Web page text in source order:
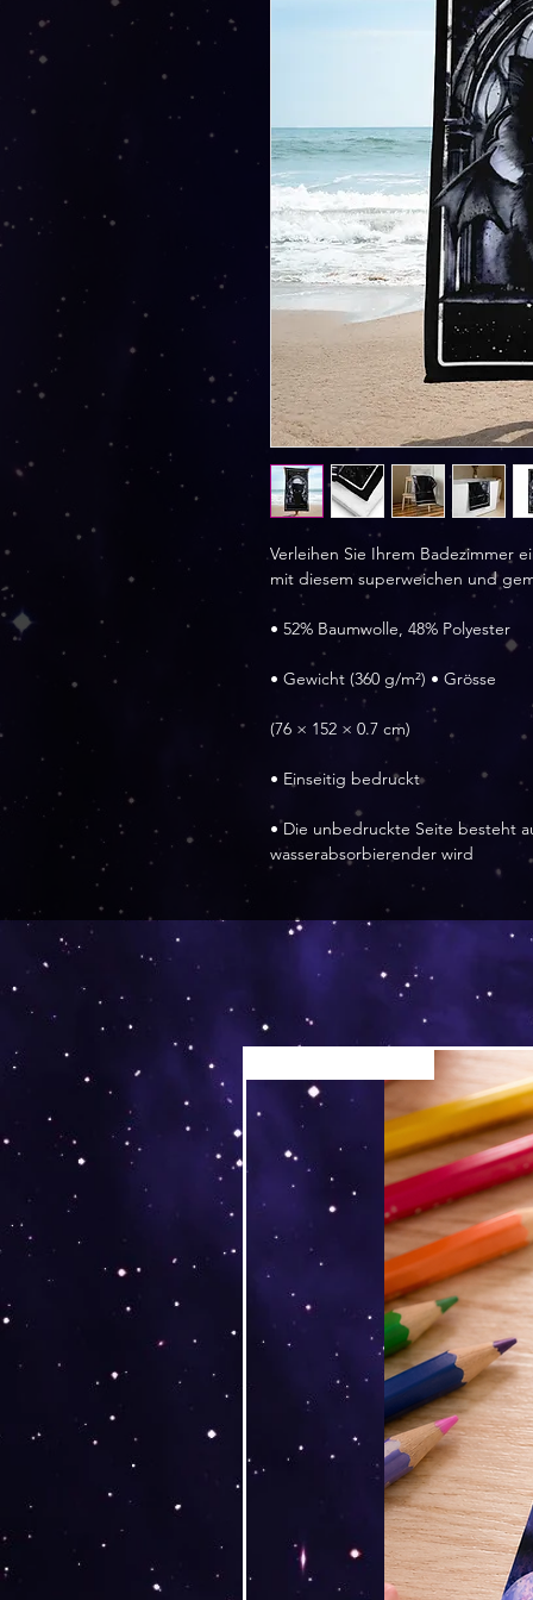
Verleihen Sie Ihrem Badezimmer
mit diesem superweichen und
• 52% Baumwolle, 48% Polyester
• Gewicht (360 g/m²) • Grösse
(76 × 152 × 0.7 cm)
• Einseitig bedruckt
• Die unbedruckte Seite besteht
wasserabsorbierender wird